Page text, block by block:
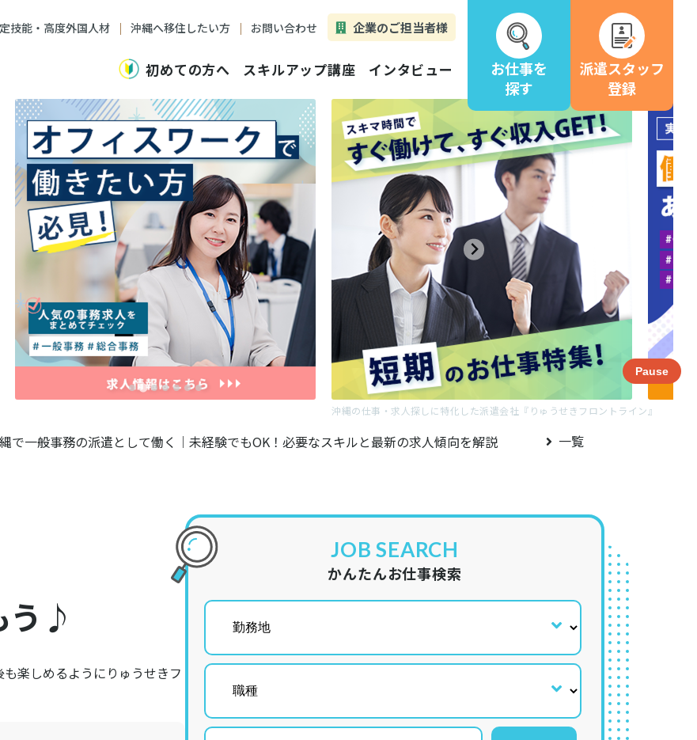
技能・高度外国人材 沖縄へ移住したい方 お問い合わせ 企業のご担当者様
初めての方へ スキルアップ講座 インタビュー
お仕事を
探す
派遣スタッフ
登録
沖縄の仕事・求人探しに特化した派遣会社『りゅうせきフロントライン』
Pause
で一般事務の派遣として働く｜未経験でもOK！必要なスキルと最新の求人傾向を解説 一覧
う♪
楽しめるようにりゅうせきフ
JOB SEARCH
かんたんお仕事検索